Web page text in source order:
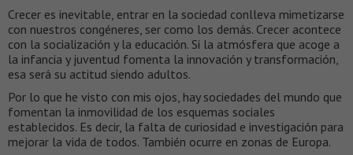
Crecer es inevitable, entrar en la sociedad conlleva mimetizarse
con nuestros congéneres, ser como los demás. Crecer acontece
con la socialización y la educación. Si la atmósfera que acoge a
la infancia y juventud fomenta la innovación y transformación,
esa será su actitud siendo adultos.
Por lo que he visto con mis ojos, hay sociedades del mundo que
fomentan la inmovilidad de los esquemas sociales
establecidos. Es decir, la falta de curiosidad e investigación para
mejorar la vida de todos. También ocurre en zonas de Europa.